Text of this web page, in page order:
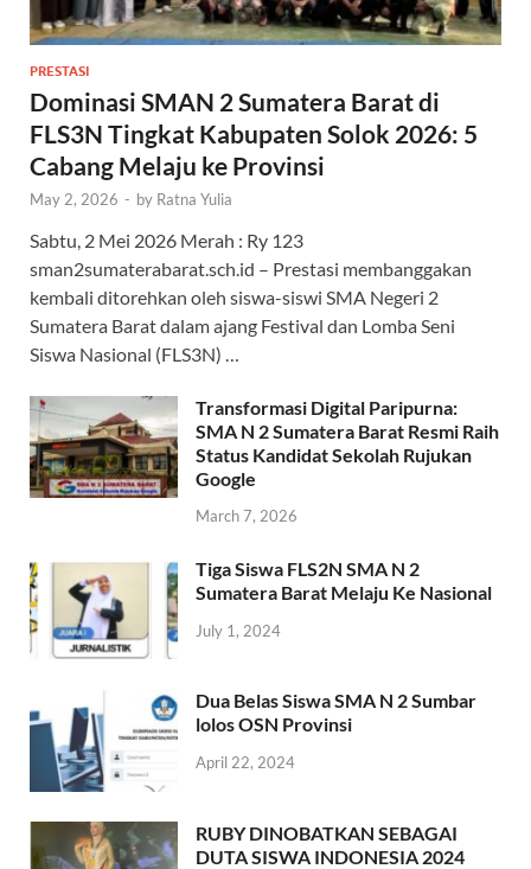
PRESTASI
Dominasi SMAN 2 Sumatera Barat di
FLS3N Tingkat Kabupaten Solok 2026: 5
Cabang Melaju ke Provinsi
May 2, 2026 - by Ratna Yulia
Sabtu, 2 Mei 2026 Merah : Ry 123
sman2sumaterabarat.sch.id – Prestasi membanggakan
kembali ditorehkan oleh siswa-siswi SMA Negeri 2
Sumatera Barat dalam ajang Festival dan Lomba Seni
Siswa Nasional (FLS3N) …
Transformasi Digital Paripurna:
SMA N 2 Sumatera Barat Resmi Raih
Status Kandidat Sekolah Rujukan
Google
March 7, 2026
Tiga Siswa FLS2N SMA N 2
Sumatera Barat Melaju Ke Nasional
July 1, 2024
Dua Belas Siswa SMA N 2 Sumbar
lolos OSN Provinsi
April 22, 2024
RUBY DINOBATKAN SEBAGAI
DUTA SISWA INDONESIA 2024